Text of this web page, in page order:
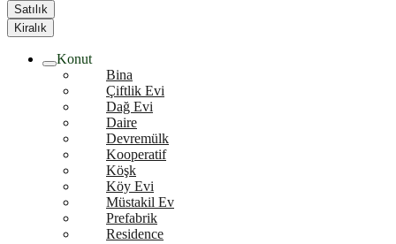
Satılık
Kiralık
Konut
Bina
Çiftlik Evi
Dağ Evi
Daire
Devremülk
Kooperatif
Köşk
Köy Evi
Müstakil Ev
Prefabrik
Residence